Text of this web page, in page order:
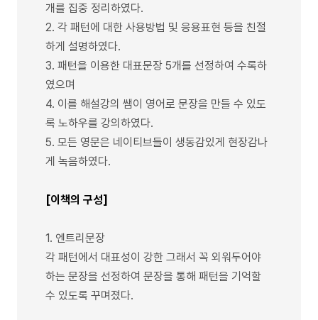
개를 집중 정리하였다.
2. 각 패턴에 대한 사용방법 및 응용표현 등을 친절
하게 설명하였다.
3. 패턴을 이용한 대표문장 5개를 선정하여 수록하
였으며
4. 이를 해설강의 쌤이 영어로 문장을 만들 수 있도
록 노하우를 강의하였다.
5. 모든 영문은 네이티브들이 생동감있게 현장감나
게 녹음하였다.
[이책의 구성]
1. 엔트리문장
각 패턴에서 대표성이 강한 그래서 꼭 외워두어야
하는 문장을 선정하여 문장을 통해 패턴을 기억할
수 있도록 꾸며졌다.